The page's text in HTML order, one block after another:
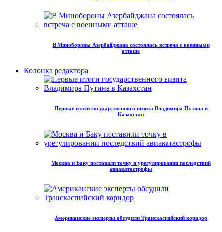
В Минобороны Азербайджана состоялась встреча с военными
атташе
Колонка редактора
Первые итоги государственного визита Владимира Путина в
Казахстан
Москва и Баку поставили точку в урегулировании последствий
авиакатастрофы
Американские эксперты обсудили Транскаспийский коридор